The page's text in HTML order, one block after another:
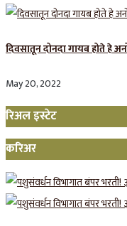
दिवसातून दोनदा गायब होते हे
May 20, 2022
रिअल इस्टेट
करिअर